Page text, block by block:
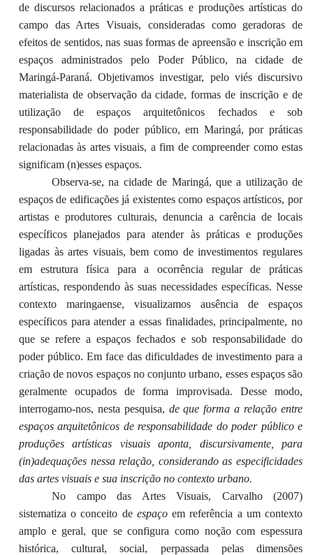
de discursos relacionados a práticas e produções artísticas do
campo das Artes Visuais, consideradas como geradoras de
efeitos de sentidos, nas suas formas de apreensão e inscrição em
espaços administrados
pelo Poder Público, na cidade de
Maringá-Paraná. Objetivamos investigar, pelo viés discursivo
materialista de observação da cidade, formas de inscrição e de
utilização de espaços arquitetônicos fechados e sob
responsabilidade do poder público, em Maringá, por práticas
relacionadas às artes visuais, a fim de compreender como estas
significam (n)esses espaços.
Observa-se, na cidade de Maringá, que a utilização de
espaços de edificações já existentes como espaços artísticos, por
artistas e produtores culturais, denuncia a carência de locais
específicos planejados para atender às práticas e produções
ligadas às artes visuais, bem como de investimentos regulares
em estrutura física para a ocorrência regular de práticas
artísticas, respondendo às suas necessidades específicas. Nesse
contexto maringaense, visualizamos ausência de espaços
específicos para atender a essas finalidades, principalmente, no
que se refere a espaços fechados e sob responsabilidade do
poder público. Em face das dificuldades de investimento para a
criação de novos espaços no conjunto urbano, esses espaços são
geralmente ocupados de forma improvisada. Desse modo,
interrogamo-nos, nesta pesquisa, de que forma a relação entre
espaços arquitetônicos de responsabilidade do poder público e
produções artísticas visuais aponta, discursivamente, para
(in)adequações nessa relação, considerando as especificidades
das artes visuais e sua inscrição no contexto urbano.
No campo das Artes Visuais, Carvalho (2007)
sistematiza o conceito de espaçoem referência a um contexto
amplo e geral, que se configura como noção com espessura
histórica, cultural, social, perpassada pelas dimensões